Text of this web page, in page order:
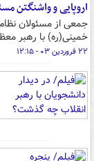
اروپایی و واشنگتن
جمعی از مسئولان
خمینی(ره) با رهبر
۲۲ فروردین ۰۳ - ۱۲:۱۵